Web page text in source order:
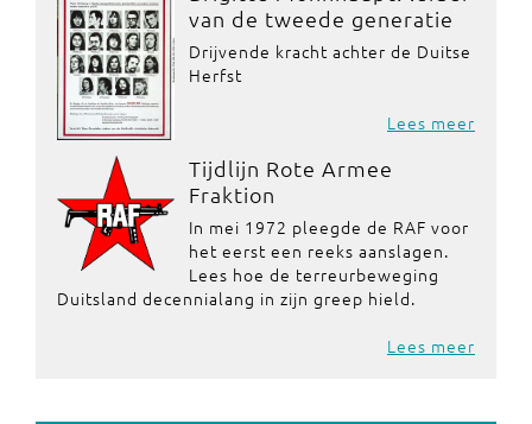
van de tweede generatie
Drijvende kracht achter de Duitse
Herfst
Lees meer
Tijdlijn Rote Armee
Fraktion
In mei 1972 pleegde de RAF voor
het eerst een reeks aanslagen.
Lees hoe de terreurbeweging
Duitsland decennialang in zijn greep hield.
Lees meer